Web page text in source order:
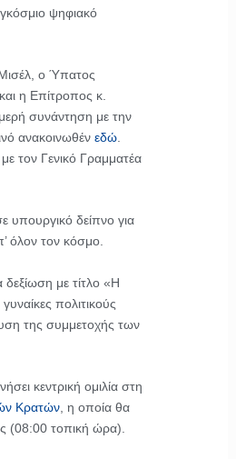
ψηφιακό
ο Ύπατος
και η Επίτροπος κ.
συνάντηση με την
ανακοινωθέν εδώ.
τον Γενικό Γραμματέα
υπουργικό δείπνο για
όλον τον κόσμο.
δεξίωση με τίτλο «Η
πολιτικούς
της συμμετοχής των
κεντρική ομιλία στη
Κρατών, η οποία θα
(08:00 τοπική ώρα).